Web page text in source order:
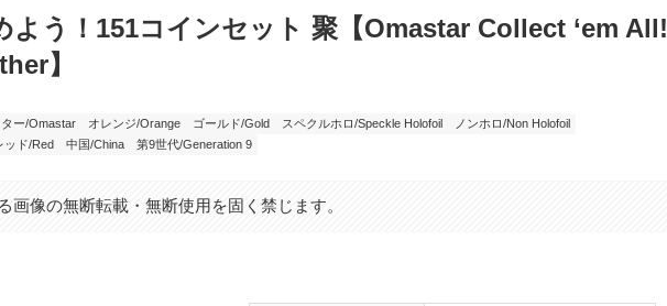
よう！151コインセット 聚【Omastar Collect ‘em All!
】
ー/Omastar オレンジ/Orange ゴールド/Gold スペクルホロ/Speckle Holofoil
ノンホロ/Non Holofoil
ッド/Red 中国/China 第9世代/Generation 9
画像の無断転載・無断使用を固く禁じます。